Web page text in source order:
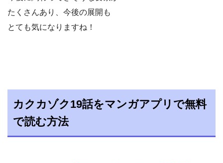
たくさんあり、今後の展開も
とても気になりますね！
カクカゾク19話をマンガアプリで無料
で読む方法